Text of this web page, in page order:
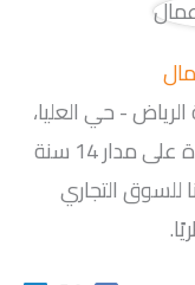
- حي العليا،
تتميز كوادرها بالخبرة الطويلة والممتدة على مدار 14 سنة
التجاري